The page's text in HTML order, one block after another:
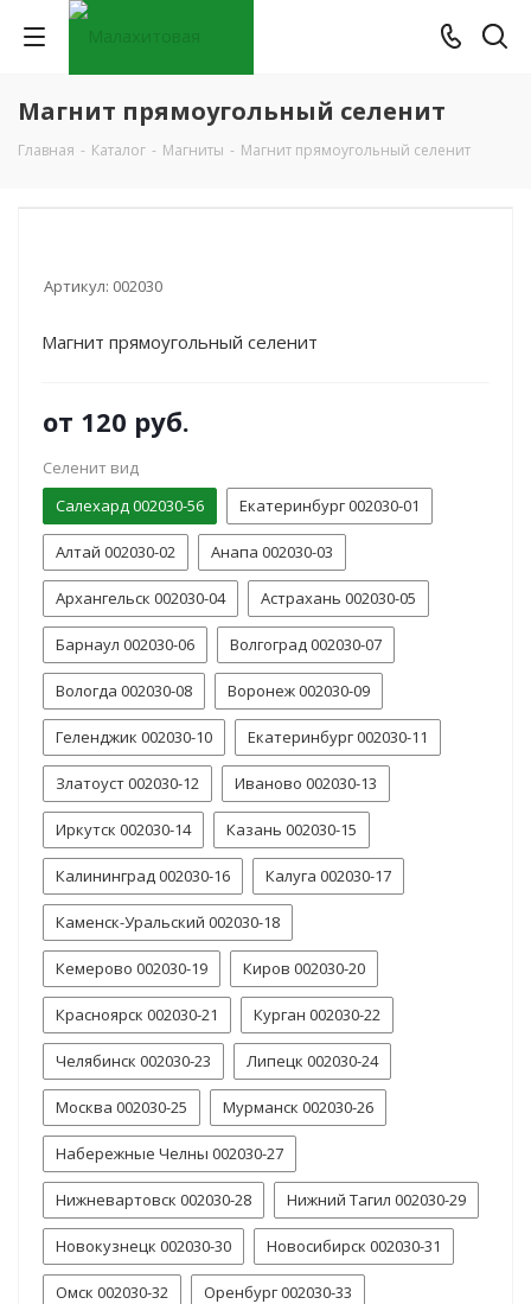
Магнит прямоугольный селенит
Главная - Каталог - Магниты - Магнит прямоугольный селенит
Артикул: 002030
Магнит прямоугольный селенит
от 120 руб.
Селенит вид
Салехард 002030-56
Екатеринбург 002030-01
Алтай 002030-02 Анапа 002030-03
Архангельск 002030-04 Астрахань 002030-05
Барнаул 002030-06 Волгоград 002030-07
Вологда 002030-08 Воронеж 002030-09
Геленджик 002030-10 Екатеринбург 002030-11
Златоуст 002030-12 Иваново 002030-13
Иркутск 002030-14 Казань 002030-15
Калининград 002030-16 Калуга 002030-17
Каменск-Уральский 002030-18
Кемерово 002030-19 Киров 002030-20
Красноярск 002030-21 Курган 002030-22
Челябинск 002030-23 Липецк 002030-24
Москва 002030-25 Мурманск 002030-26
Набережные Челны 002030-27
Нижневартовск 002030-28 Нижний Тагил 002030-29
Новокузнецк 002030-30 Новосибирск 002030-31
Омск 002030-32 Оренбург 002030-33